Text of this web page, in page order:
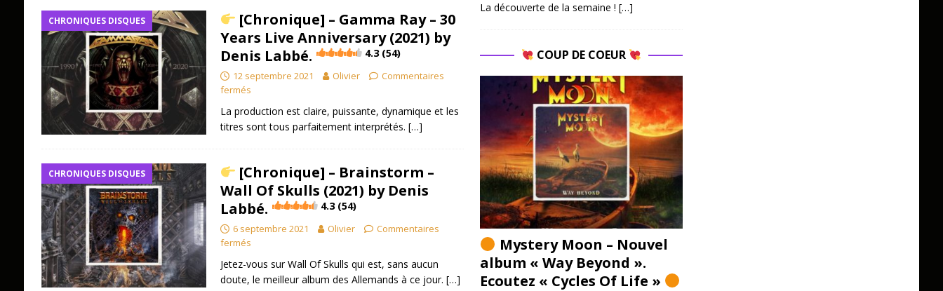
CHRONIQUES DISQUES
[Chronique] – Gamma Ray – 30
Years Live Anniversary (2021) by
Denis Labbé.
4.3 (54)
12 septembre 2021 Olivier
Commentaires
fermés
La production est claire, puissante, dynamique et les
titres sont tous parfaitement interprétés. […]
CHRONIQUES DISQUES
[Chronique] – Brainstorm –
Wall Of Skulls (2021) by Denis
Labbé.
4.3 (54)
6 septembre 2021 Olivier
Commentaires
fermés
Jetez-vous sur Wall Of Skulls qui est, sans aucun
doute, le meilleur album des Allemands à ce jour. […]
La découverte de la semaine ! […]
COUP DE COEUR
Mystery Moon – Nouvel
album « Way Beyond ».
Ecoutez « Cycles Of Life »